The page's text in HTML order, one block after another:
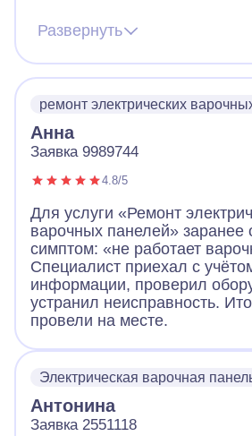
предупредил звонком, что
месте. По приходу надел
что очень обрадовало!
объяснил в чем дело. За
устранил неполадки,
Работа понравилась!
Развернуть
ремонт электрических
Анна
Заявка 9989744
4.8/5
Для услуги «Ремонт
варочных панелей» заранее
симптом: «не работает
Специалист приехал с
информации, проверил
устранил неисправность.
провели на месте.
Электрическая варочная
Антонина
Заявка 2551118